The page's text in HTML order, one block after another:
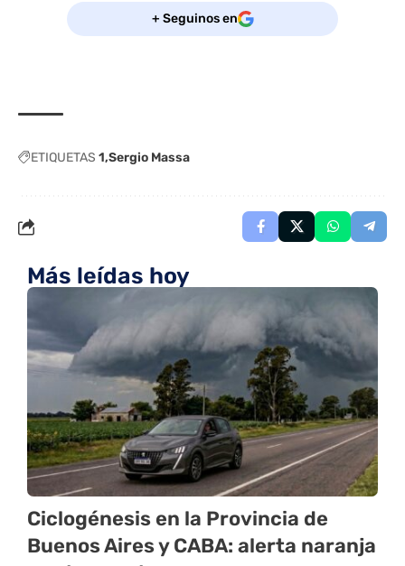
+ Seguinos en
ETIQUETAS 1 Sergio Massa
Más leídas hoy
Ciclogénesis en la Provincia de
Buenos Aires y CABA: alerta naranja